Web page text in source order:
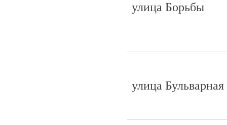
улица Борьбы
улица Бульварная